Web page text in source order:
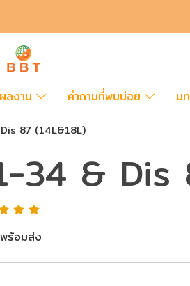
ผลงาน คำถามที่พบบ่อย บ
87 (14L&18L)
34 & Dis
ร้อมส่ง